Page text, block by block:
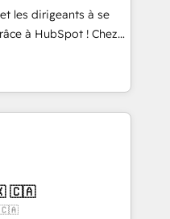
SaaS and
a customized
including a
a focus on ROI and
journey that sets your
Unlock your
les dirigeants à se
à HubSpot ! Chez
conviction que la
par l’innovation web,
client ! C'est
la fois capables de
digitale et le pilotage
de données. 🚀
🇨🇦
🇨🇦